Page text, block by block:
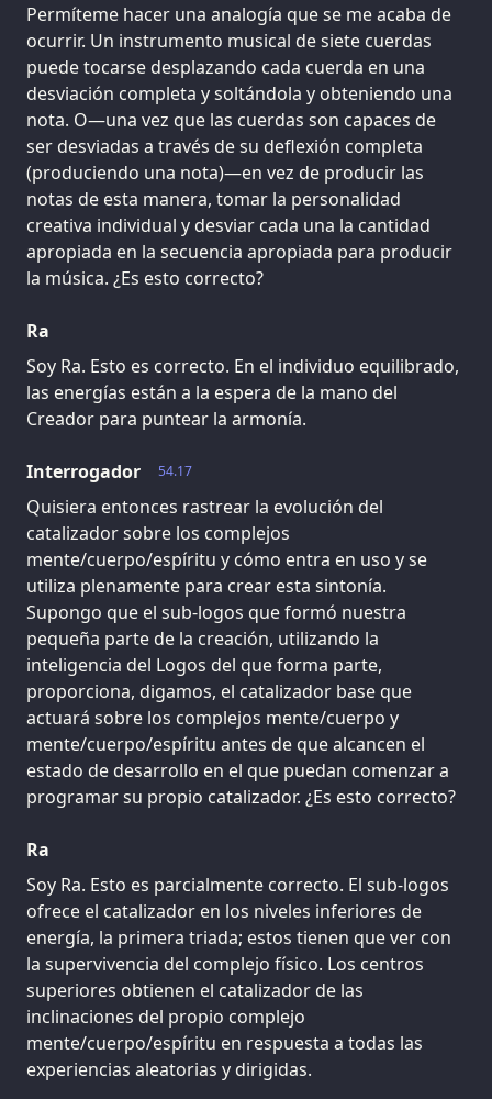
Permíteme hacer una analogía que se me acaba de
ocurrir. Un instrumento musical de siete cuerdas
puede tocarse desplazando cada cuerda en una
desviación completa y soltándola y obteniendo una
nota. O—una vez que las cuerdas son capaces de
ser desviadas a través de su deflexión completa
(produciendo una nota)—en vez de producir las
notas de esta manera, tomar la personalidad
creativa individual y desviar cada una la cantidad
apropiada en la secuencia apropiada para producir
la música. ¿Es esto correcto?
Ra
Soy Ra. Esto es correcto. En el individuo equilibrado,
las energías están a la espera de la mano del
Creador para puntear la armonía.
54.17
Interrogador
Quisiera entonces rastrear la evolución del
catalizador sobre los complejos
mente/cuerpo/espíritu y cómo entra en uso y se
utiliza plenamente para crear esta sintonía.
Supongo que el sub-logos que formó nuestra
pequeña parte de la creación, utilizando la
inteligencia del Logos del que forma parte,
proporciona, digamos, el catalizador base que
actuará sobre los complejos mente/cuerpo y
mente/cuerpo/espíritu antes de que alcancen el
estado de desarrollo en el que puedan comenzar a
programar su propio catalizador. ¿Es esto correcto?
Ra
Soy Ra. Esto es parcialmente correcto. El sub-logos
ofrece el catalizador en los niveles inferiores de
energía, la primera triada; estos tienen que ver con
la supervivencia del complejo físico. Los centros
superiores obtienen el catalizador de las
inclinaciones del propio complejo
mente/cuerpo/espíritu en respuesta a todas las
experiencias aleatorias y dirigidas.